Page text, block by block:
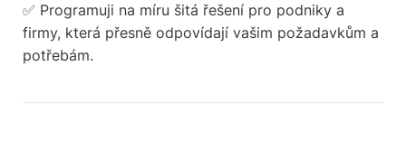
✅ Programuji na míru šitá řešení pro podniky a
firmy, která přesně odpovídají vašim požadavkům a
potřebám.